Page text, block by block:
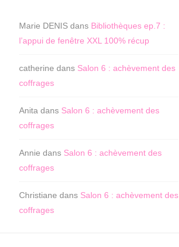
Marie DENIS dans Bibliothèques ep.7 :
l’appui de fenêtre XXL 100% récup
catherine dans Salon 6 : achèvement des
coffrages
Anita dans Salon 6 : achèvement des
coffrages
Annie dans Salon 6 : achèvement des
coffrages
Christiane dans Salon 6 : achèvement des
coffrages